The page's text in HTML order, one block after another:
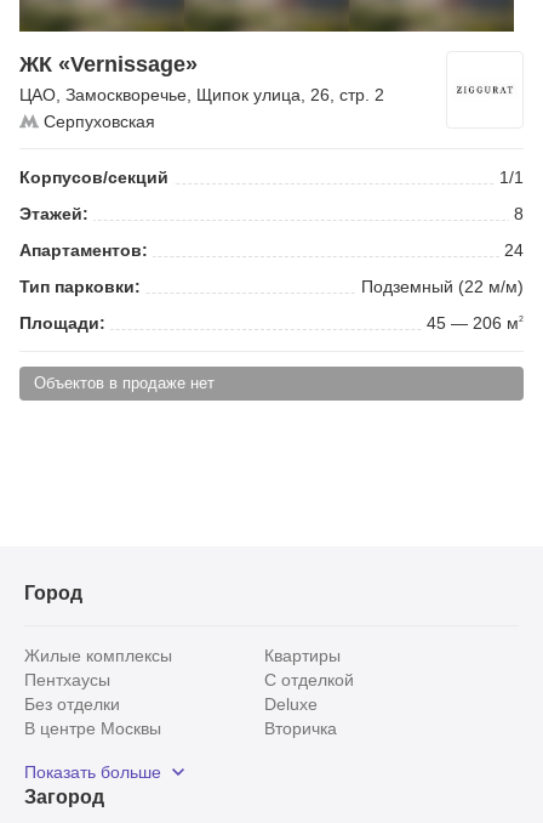
ЖК «Vernissage»
ЦАО Замоскворечье Щипок улица , 26, стр. 2
Серпуховская
Корпусов/секций
1/1
Этажей:
8
Апартаментов:
24
Тип парковки:
Подземный (22 м/м)
Площади:
45 — 206 м2
Объектов в продаже нет
Город
Жилые комплексы
Квартиры
Пентхаусы
С отделкой
Без отделки
Deluxe
В центре Москвы
Вторичка
Рядом с парком
С панорамными окнами
Показать больше
Загород